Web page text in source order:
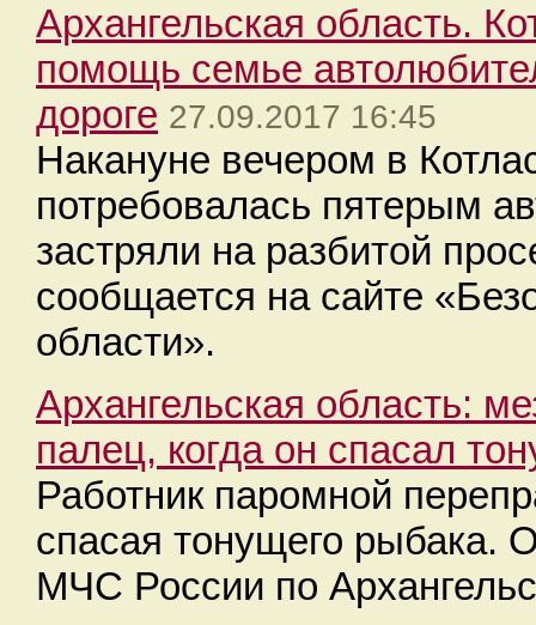
Архангельская область.
помощь семье
дороге 27.09.2017 16:45
Накануне вечером в
потребовалась пятерым
застряли на разбитой
сообщается на сайте
области».
Архангельская область:
палец, когда он спасал
Работник паромной
спасая тонущего рыбака.
МЧС России по